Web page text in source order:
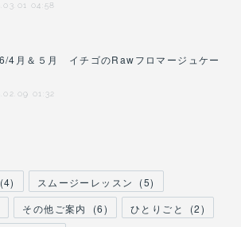
04:58
4月＆５月 イチゴのRawフロマージュケー
01:32
(4) スムージーレッスン (5)
その他ご案内 (6) ひとりごと (2)